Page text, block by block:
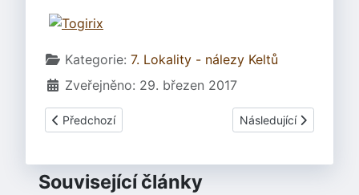
Základní údaje
Kategorie: 7. Lokality - nálezy Keltů
Zveřejněno: 29. březen 2017
Předchozí článek: Brandýs nad Labem - ulice Zápská
Předchozí Další článek: La Tène
Následující
Související články